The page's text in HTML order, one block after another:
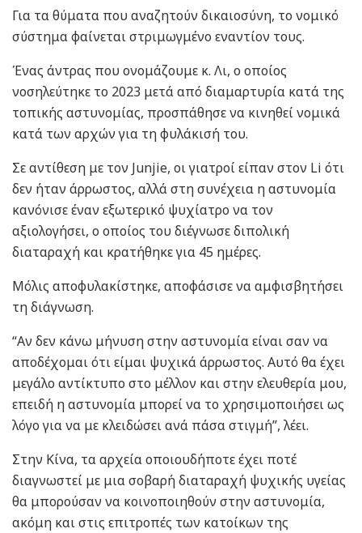
Για τα θύματα που αναζητούν δικαιοσύνη, το νομικό
σύστημα φαίνεται στριμωγμένο εναντίον τους.
Ένας άντρας που ονομάζουμε κ. Λι, ο οποίος
νοσηλεύτηκε το 2023 μετά από διαμαρτυρία κατά της
τοπικής αστυνομίας, προσπάθησε να κινηθεί νομικά
κατά των αρχών για τη φυλάκισή του.
Σε αντίθεση με τον Junjie, οι γιατροί είπαν στον Li ότι
δεν ήταν άρρωστος, αλλά στη συνέχεια η αστυνομία
κανόνισε έναν εξωτερικό ψυχίατρο να τον
αξιολογήσει, ο οποίος του διέγνωσε διπολική
διαταραχή και κρατήθηκε για 45 ημέρες.
Μόλις αποφυλακίστηκε, αποφάσισε να αμφισβητήσει
τη διάγνωση.
“Αν δεν κάνω μήνυση στην αστυνομία είναι σαν να
αποδέχομαι ότι είμαι ψυχικά άρρωστος. Αυτό θα έχει
μεγάλο αντίκτυπο στο μέλλον και στην ελευθερία μου,
επειδή η αστυνομία μπορεί να το χρησιμοποιήσει ως
λόγο για να με κλειδώσει ανά πάσα στιγμή”, λέει.
Στην Κίνα, τα αρχεία οποιουδήποτε έχει ποτέ
διαγνωστεί με μια σοβαρή διαταραχή ψυχικής υγείας
θα μπορούσαν να κοινοποιηθούν στην αστυνομία,
ακόμη και στις επιτροπές των κατοίκων της